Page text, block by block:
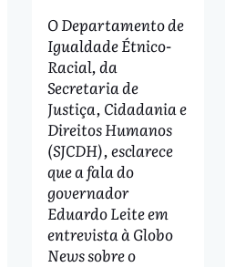
O Departamento de
Igualdade Étnico-
Racial, da
Secretaria de
Justiça, Cidadania e
Direitos Humanos
(SJCDH), esclarece
que a fala do
governador
Eduardo Leite em
entrevista à Globo
News sobre o